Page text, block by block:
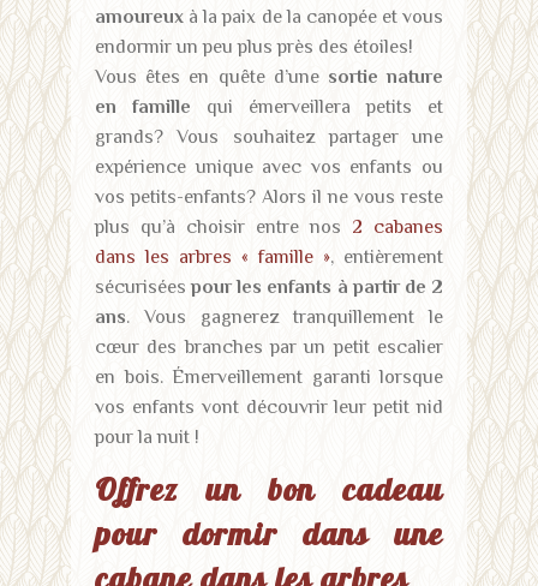
amoureux à la paix de la canopée et vous
endormir un peu plus près des étoiles!
Vous êtes en quête d’une sortie nature
en famille qui émerveillera petits et
grands? Vous souhaitez partager une
expérience unique avec vos enfants ou
vos petits-enfants? Alors il ne vous reste
plus qu’à choisir entre nos 2 cabanes
dans les arbres « famille », entièrement
sécuriséespour les enfants à partir de 2
ans. Vous gagnerez tranquillement le
cœur des branches par un petit escalier
en bois. Émerveillement garanti lorsque
vos enfants vont découvrir leur petit nid
pour la nuit !
Offrez un bon cadeau
pour dormir dans une